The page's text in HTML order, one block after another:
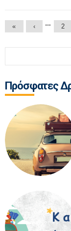
Σελίδες
« ‹ … 2
Πρόσφατες